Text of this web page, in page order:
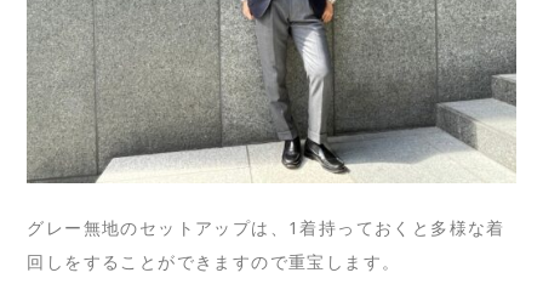
グレー無地のセットアップは、1着持っておくと多様な着
回しをすることができますので重宝します。